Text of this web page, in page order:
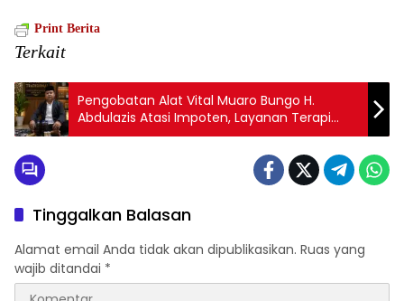
Print Berita
Terkait
Pengobatan Alat Vital Muaro Bungo H.
Abdulazis Atasi Impoten, Layanan Terapi
Tradisional Hadir untuk Masyarakat
Tinggalkan Balasan
Alamat email Anda tidak akan dipublikasikan. Ruas yang
wajib ditandai *